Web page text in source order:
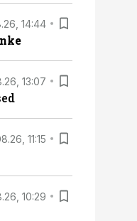
14:44
13:07
11:15
10:29